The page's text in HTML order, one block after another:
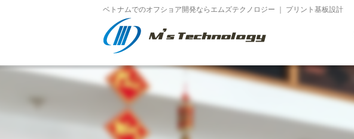
ベトナムでのオフショア開発ならエムズテクノロジー ｜ プリント基板設計